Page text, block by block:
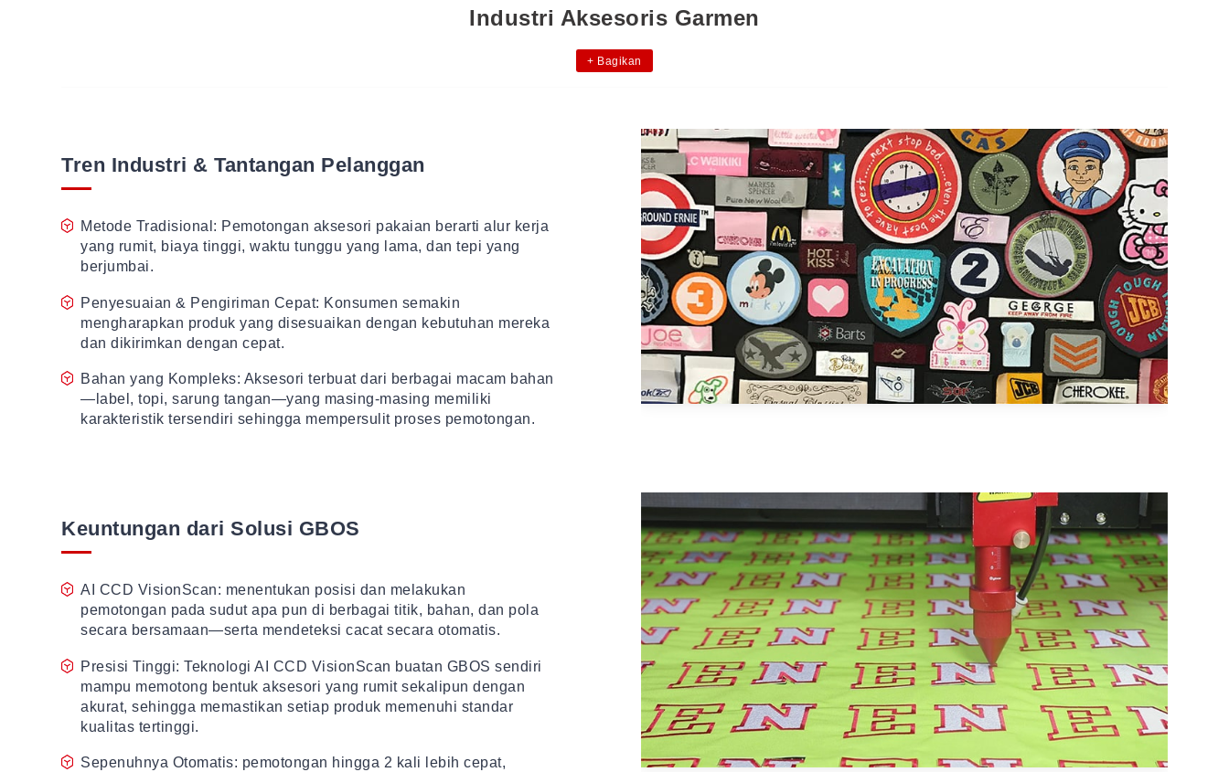
Industri Aksesoris Garmen
+ Bagikan
Tren Industri & Tantangan Pelanggan
Metode Tradisional: Pemotongan aksesori pakaian berarti alur kerja
yang rumit, biaya tinggi, waktu tunggu yang lama, dan tepi yang
berjumbai.
Penyesuaian & Pengiriman Cepat: Konsumen semakin
mengharapkan produk yang disesuaikan dengan kebutuhan mereka
dan dikirimkan dengan cepat.
Bahan yang Kompleks: Aksesori terbuat dari berbagai macam bahan
—label, topi, sarung tangan—yang masing-masing memiliki
karakteristik tersendiri sehingga mempersulit proses pemotongan.
Keuntungan dari Solusi GBOS
AI CCD VisionScan: menentukan posisi dan melakukan
pemotongan pada sudut apa pun di berbagai titik, bahan, dan pola
secara bersamaan—serta mendeteksi cacat secara otomatis.
Presisi Tinggi: Teknologi AI CCD VisionScan buatan GBOS sendiri
mampu memotong bentuk aksesori yang rumit sekalipun dengan
akurat, sehingga memastikan setiap produk memenuhi standar
kualitas tertinggi.
Sepenuhnya Otomatis: pemotongan hingga 2 kali lebih cepat,